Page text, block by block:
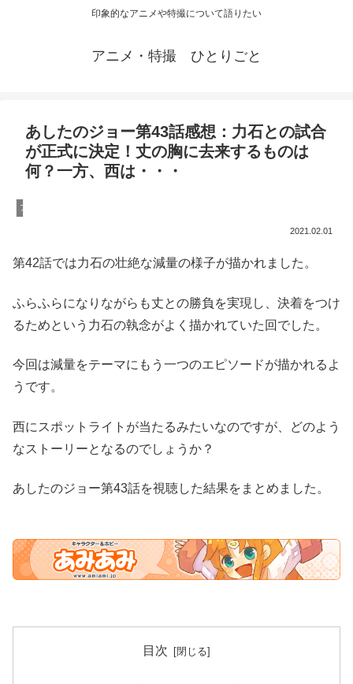
印象的なアニメや特撮について語りたい
アニメ・特撮 ひとりごと
あしたのジョー第43話感想：力石との試合
が正式に決定！丈の胸に去来するものは
何？一方、西は・・・
アニメ
2021.02.01
第42話では力石の壮絶な減量の様子が描かれました。
ふらふらになりながらも丈との勝負を実現し、決着をつけ
るためという力石の執念がよく描かれていた回でした。
今回は減量をテーマにもう一つのエピソードが描かれるよ
うです。
西にスポットライトが当たるみたいなのですが、どのよう
なストーリーとなるのでしょうか？
あしたのジョー第43話を視聴した結果をまとめました。
目次